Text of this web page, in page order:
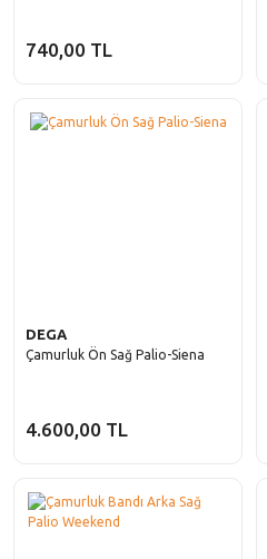
740,00 TL
DEGA
Çamurluk Ön Sağ Palio-Siena
4.600,00 TL